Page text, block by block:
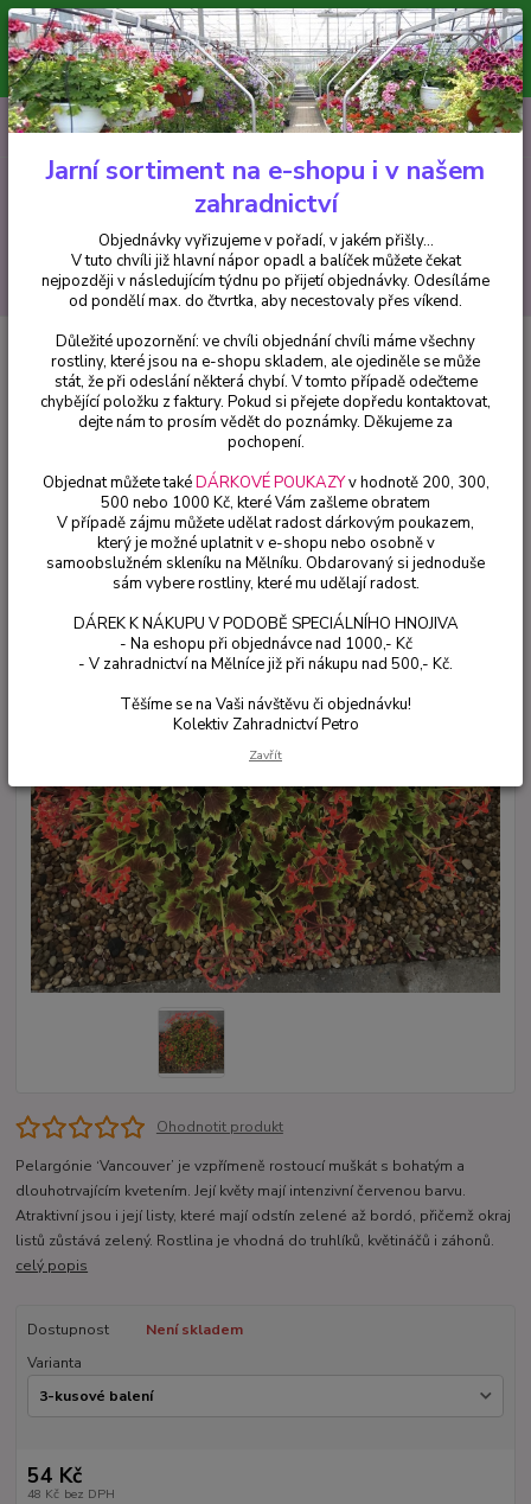
Minimální hodnota pro odeslání z e-shopu je 300 Kč.
V tuto chvíli již hlavní nápor objednávek opadl a balíček můžete čekat
nejpozději v následujícím týdnu po přijetí objednávky. Objednávky
vyřizujeme v pořadí, v jakém přišly...
CZK
Hledat
+420 602 223 614 0ks
za0 Kč
Pelargonie
Pelargónie zonale Vancouver Muškát vzpřímený - cena
za kus v 3-kusovém balení
Pelargónie zonale Vancouver
Muškát vzpřímený - cena za kus v
3-kusovém balení
Ohodnotit produkt
Pelargónie ‘Vancouver’ je vzpřímeně rostoucí muškát s bohatým a
dlouhotrvajícím kvetením. Její květy mají intenzivní červenou barvu.
Atraktivní jsou i její listy, které mají odstín zelené až bordó, přičemž okraj
listů zůstává zelený. Rostlina je vhodná do truhlíků, květináčů i záhonů.
celý popis
Dostupnost
Není skladem
Varianta
54 Kč
48 Kč bez DPH
Jarní sortiment na e-shopu i v našem
zahradnictví
Objednávky vyřizujeme v pořadí, v jakém přišly...
V tuto chvíli již hlavní nápor opadl a balíček můžete čekat
nejpozději v následujícím týdnu po přijetí objednávky. Odesíláme
od pondělí max. do čtvrtka, aby necestovaly přes víkend.
Důležité upozornění: ve chvíli objednání chvíli máme všechny
rostliny, které jsou na e-shopu skladem, ale ojediněle se může
stát, že při odeslání některá chybí. V tomto případě odečteme
chybějící položku z faktury. Pokud si přejete dopředu kontaktovat,
dejte nám to prosím vědět do poznámky. Děkujeme za
pochopení.
Objednat můžete takéDÁRKOVÉ POUKAZYv hodnotě 200, 300,
500 nebo 1000 Kč, které Vám zašleme obratem
V případě zájmu můžete udělat radost dárkovým poukazem,
který je možné uplatnit v e-shopu nebo osobně v
samoobslužném skleníku na Mělníku. Obdarovaný si jednoduše
sám vybere rostliny, které mu udělají radost.
DÁREK K NÁKUPU V PODOBĚ SPECIÁLNÍHO HNOJIVA
- Na eshopu při objednávce nad 1000,- Kč
- V zahradnictví na Mělníce již při nákupu nad 500,- Kč.
Těšíme se na Vaši návštěvu či objednávku!
Kolektiv Zahradnictví Petro
Zavřít